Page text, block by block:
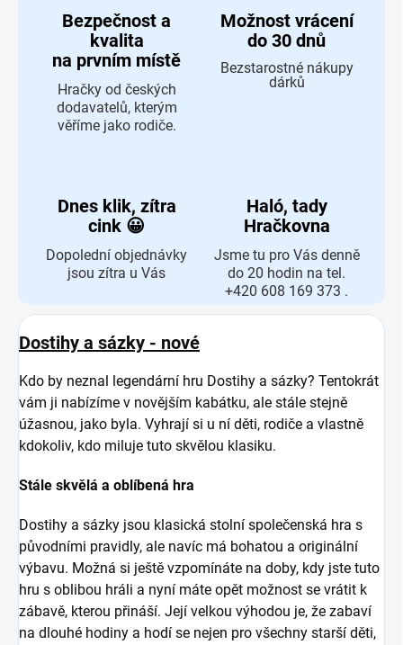
Bezpečnost a
kvalita
na prvním místě
Hračky od českých
dodavatelů, kterým
věříme jako rodiče.
Možnost vrácení
do 30 dnů
Bezstarostné nákupy
dárků
Dnes klik, zítra
cink 😀
Dopolední objednávky
jsou zítra u Vás
Haló, tady
Hračkovna
Jsme tu pro Vás denně
do 20 hodin na tel.
+420 608 169 373 .
Dostihy a sázky - nové
Kdo by neznal legendární hru Dostihy a sázky? Tentokrát
vám ji nabízíme v novějším kabátku, ale stále stejně
úžasnou, jako byla. Vyhrají si u ní děti, rodiče a vlastně
kdokoliv, kdo miluje tuto skvělou klasiku.
Stále skvělá a oblíbená hra
Dostihy a sázky jsou klasická stolní společenská hra s
původními pravidly, ale navíc má bohatou a originální
výbavu. Možná si ještě vzpomínáte na doby, kdy jste tuto
hru s oblibou hráli a nyní máte opět možnost se vrátit k
zábavě, kterou přináší. Její velkou výhodou je, že zabaví
na dlouhé hodiny a hodí se nejen pro všechny starší děti,